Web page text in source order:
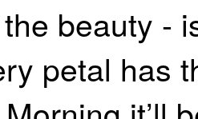
beauty -
petal has